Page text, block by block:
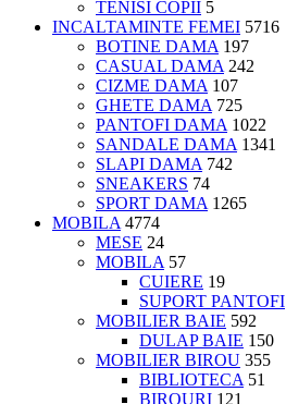
TENISI COPII 5
INCALTAMINTE FEMEI 5716
BOTINE DAMA 197
CASUAL DAMA 242
CIZME DAMA 107
GHETE DAMA 725
PANTOFI DAMA 1022
SANDALE DAMA 1341
SLAPI DAMA 742
SNEAKERS 74
SPORT DAMA 1265
MOBILA 4774
MESE 24
MOBILA 57
CUIERE 19
SUPORT PANTOFI
MOBILIER BAIE 592
DULAP BAIE 150
MOBILIER BIROU 355
BIBLIOTECA 51
BIROURI 121